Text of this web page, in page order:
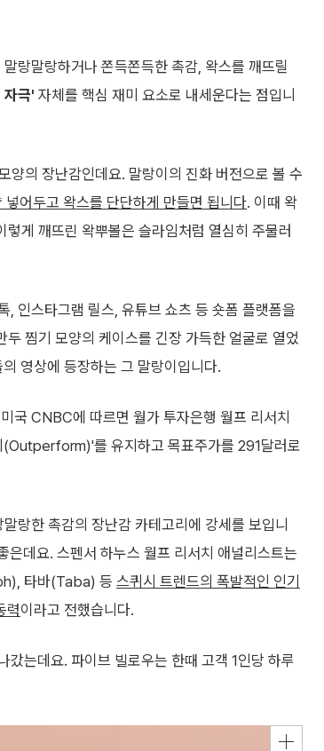
랑말랑하거나 쫀득쫀득한 촉감, 왁스를 깨뜨릴
자극' 자체를 핵심 재미 요소로 내세운다는 점입니
양의 장난감인데요. 말랑이의 진화 버전으로 볼 수
넣어두고 왁스를 단단하게 만들면 됩니다. 이때 왁
렇게 깨뜨린 왁뿌볼은 슬라임처럼 열심히 주물러
, 인스타그램 릴스, 유튜브 쇼츠 등 숏폼 플랫폼을
찜기 모양의 케이스를 긴장 가득한 얼굴로 열었
영상에 등장하는 그 말랑이입니다.
국 CNBC에 따르면 월가 투자은행 월프 리서치
(Outperform)'를 유지하고 목표주가를 291달러로
랑한 촉감의 장난감 카테고리에 강세를 보입니
데요. 스펜서 하누스 월프 리서치 애널리스트는
타바(Taba) 등 스퀴시 트렌드의 폭발적인 인기
력이라고 전했습니다.
는데요. 파이브 빌로우는 한때 고객 1인당 하루